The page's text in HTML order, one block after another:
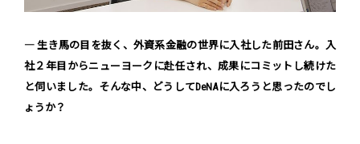
― 生き馬の目を抜く、外資系金融の世界に入社した前田さん。入
社２年目からニューヨークに赴任され、成果にコミットし続けた
と伺いました。そんな中、どうしてDeNAに入ろうと思ったのでし
ょうか？